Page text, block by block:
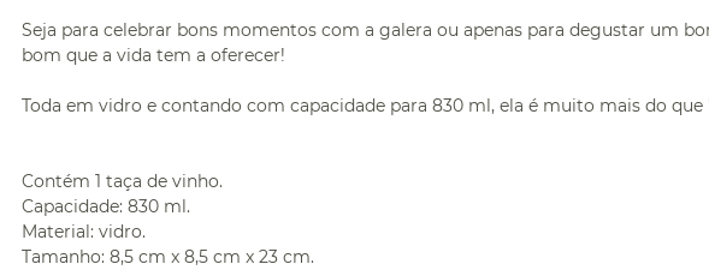
Seja para celebrar bons momentos com a galera ou apenas para degustar um
bom que a vida tem a oferecer!
Toda em vidro e contando com capacidade para 830 ml, ela é muito mais do que
Contém 1 taça de vinho.
Capacidade: 830 ml.
Material: vidro.
Tamanho: 8,5 cm x 8,5 cm x 23 cm.